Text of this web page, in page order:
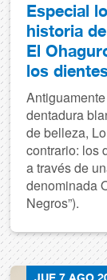
Especial
historia
El
los
dentadura
de belleza,
contrario: los
a través de
denominada
Negros”).
JUE 7 AGO